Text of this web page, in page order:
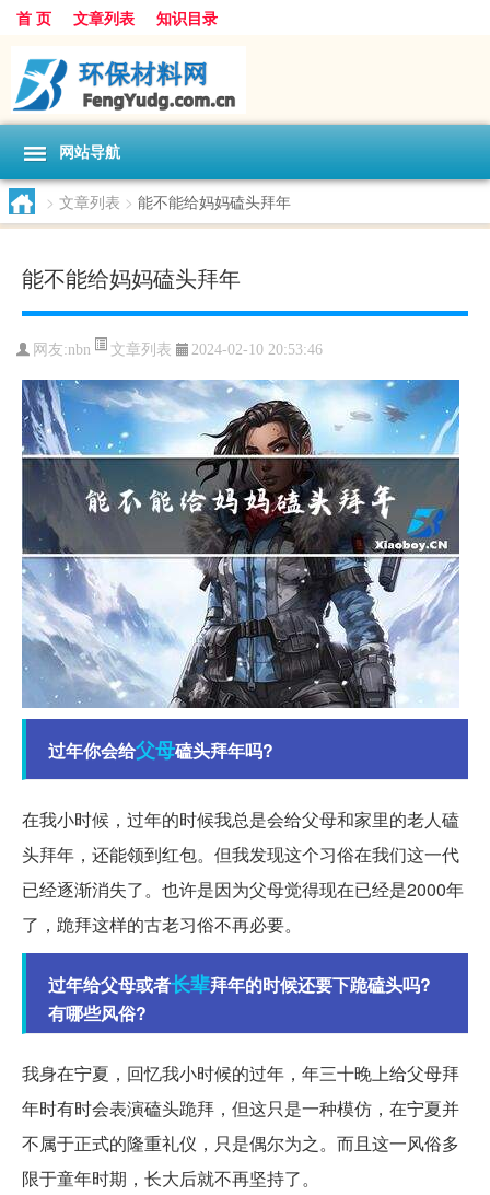
首 页 文章列表 知识目录
网站导航
> 文章列表 > 能不能给妈妈磕头拜年
能不能给妈妈磕头拜年
网友:nbn 文章列表 2024-02-10 20:53:46
过年你会给父母磕头拜年吗?
在我小时候，过年的时候我总是会给父母和家里的老人磕
头拜年，还能领到红包。但我发现这个习俗在我们这一代
已经逐渐消失了。也许是因为父母觉得现在已经是2000年
了，跪拜这样的古老习俗不再必要。
过年给父母或者长辈拜年的时候还要下跪磕头吗?
有哪些风俗?
我身在宁夏，回忆我小时候的过年，年三十晚上给父母拜
年时有时会表演磕头跪拜，但这只是一种模仿，在宁夏并
不属于正式的隆重礼仪，只是偶尔为之。而且这一风俗多
限于童年时期，长大后就不再坚持了。